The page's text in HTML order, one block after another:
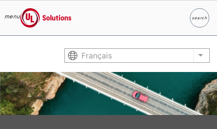
menu
UL Solutions
searchSearch
Français List